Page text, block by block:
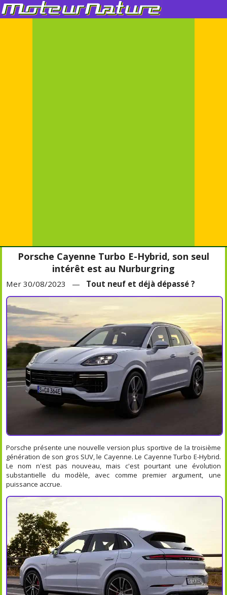
Porsche Cayenne Turbo E-Hybrid, son seul
intérêt est au Nurburgring
Mer 30/08/2023 — Tout neuf et déjà dépassé ?
Porsche présente une nouvelle version plus sportive de la troisième
génération de son gros SUV, le Cayenne. Le Cayenne Turbo E-Hybrid.
Le nom n'est pas nouveau, mais c'est pourtant une évolution
substantielle du modèle, avec comme premier argument, une
puissance accrue.